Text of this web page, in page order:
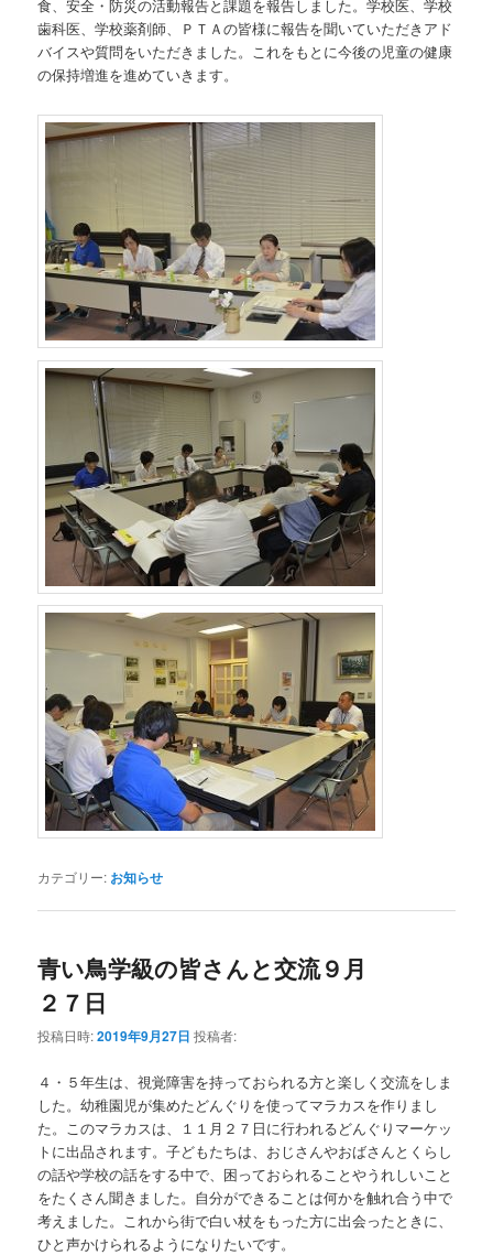
食、安全・防災の活動報告と課題を報告しました。学校医、学校
歯科医、学校薬剤師、ＰＴＡの皆様に報告を聞いていただきアド
バイスや質問をいただきました。これをもとに今後の児童の健康
の保持増進を進めていきます。
カテゴリー: お知らせ
青い鳥学級の皆さんと交流９月
２７日
投稿日時:2019年9月27日 投稿者:
４・５年生は、視覚障害を持っておられる方と楽しく交流をしま
した。幼稚園児が集めたどんぐりを使ってマラカスを作りまし
た。このマラカスは、１１月２７日に行われるどんぐりマーケッ
トに出品されます。子どもたちは、おじさんやおばさんとくらし
の話や学校の話をする中で、困っておられることやうれしいこと
をたくさん聞きました。自分ができることは何かを触れ合う中で
考えました。これから街で白い杖をもった方に出会ったときに、
ひと声かけられるようになりたいです。